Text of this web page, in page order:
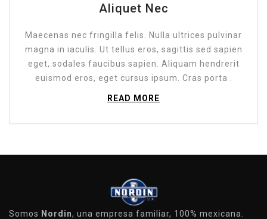
Aliquet Nec
Maecenas nec fringilla felis. Nulla ultrices pulvinar
magna in iaculis. Ut tellus eros, sagittis sed sapien
eget, sodales faucibus sapien. Aliquam hendrerit
euismod eros, eget cursus ipsum. Cras porta .
READ MORE
Somos Nordin, una empresa familiar, 100% mexicana.